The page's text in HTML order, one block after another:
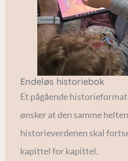
Endeløs historiebok
Et pågående
ønsker at den samme
historieverdenen skal
kapittel for kapittel.